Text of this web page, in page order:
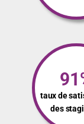
taux de
des